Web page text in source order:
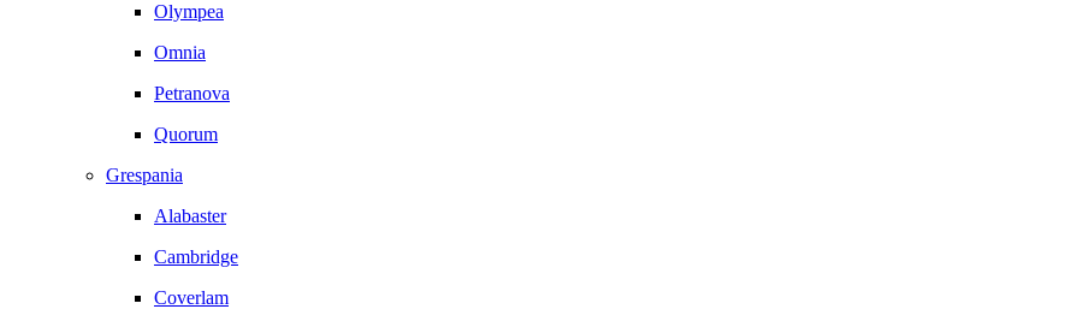
Olympea
Omnia
Petranova
Quorum
Grespania
Alabaster
Cambridge
Coverlam